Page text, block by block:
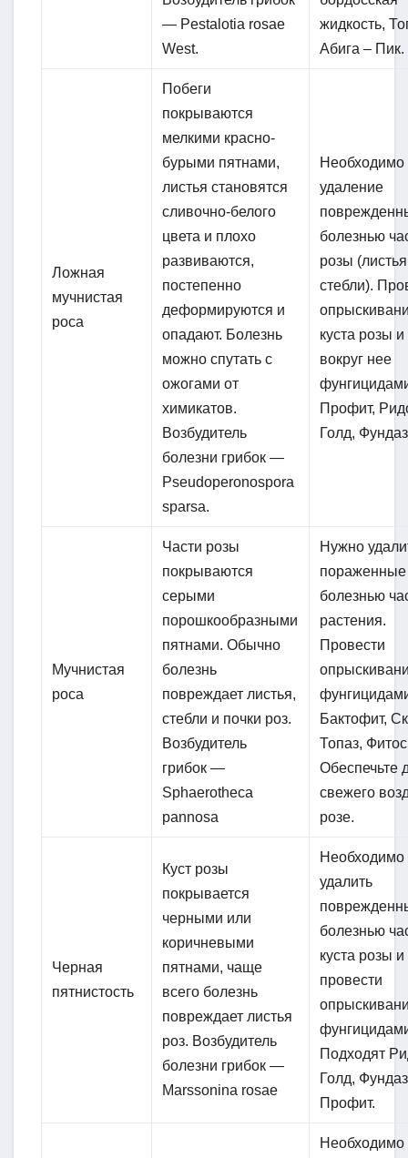
— Pestalotia rosae
West.
жидкость,
Абига – Пик.
Ложная
мучнистая
роса
Побеги
покрываются
мелкими красно-
бурыми пятнами,
листья становятся
сливочно-белого
цвета и плохо
развиваются,
постепенно
деформируются и
опадают. Болезнь
можно спутать с
ожогами от
химикатов.
Возбудитель
болезни грибок —
Pseudoperonospora
sparsa.
Необходимо
удаление
болезнью
розы
стебли).
куста розы
вокруг нее
Профит,
Голд,
Мучнистая
роса
Части розы
покрываются
серыми
порошкообразными
пятнами. Обычно
болезнь
повреждает листья,
стебли и почки роз.
Возбудитель
грибок —
Sphaerotheca
pannosa
Нужно
пораженные
болезнью
растения.
Провести
Бактофит,
Топаз,
Обеспечьте
свежего
розе.
Черная
пятнистость
Куст розы
покрывается
черными или
коричневыми
пятнами, чаще
всего болезнь
повреждает листья
роз. Возбудитель
болезни грибок —
Marssonina rosae
Необходимо
удалить
болезнью
куста розы и
провести
Подходят
Голд,
Профит.
Необходимо